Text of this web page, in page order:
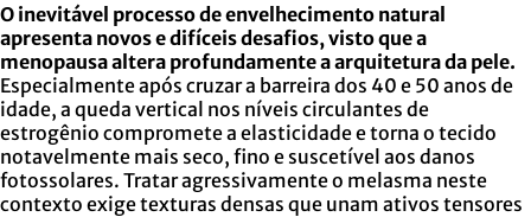
O inevitável processo de envelhecimento natural
apresenta novos e difíceis desafios, visto que a
menopausa altera profundamente a arquitetura da pele.
Especialmente após cruzar a barreira dos 40 e 50 anos de
idade, a queda vertical nos níveis circulantes de
estrogênio compromete a elasticidade e torna o tecido
notavelmente mais seco, fino e suscetível aos danos
fotossolares. Tratar agressivamente o melasma neste
contexto exige texturas densas que unam ativos tensores